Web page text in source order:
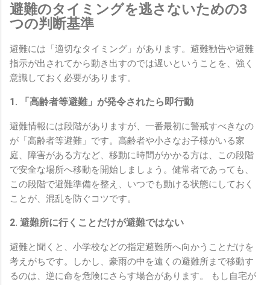
避難のタイミングを逃さないための3
つの判断基準
避難には「適切なタイミング」があります。避難勧告や避難
指示が出されてから動き出すのでは遅いということを、強く
意識しておく必要があります。
1. 「高齢者等避難」が発令されたら即行動
避難情報には段階がありますが、一番最初に警戒すべきなの
が「高齢者等避難」です。高齢者や小さなお子様がいる家
庭、障害がある方など、移動に時間がかかる方は、この段階
で安全な場所へ移動を開始しましょう。健常者であっても、
この段階で避難準備を整え、いつでも動ける状態にしておく
ことが、混乱を防ぐコツです。
2. 避難所に行くことだけが避難ではない
避難と聞くと、小学校などの指定避難所へ向かうことだけを
考えがちです。しかし、豪雨の中を遠くの避難所まで移動す
るのは、逆に命を危険にさらす場合があります。 もし自宅が